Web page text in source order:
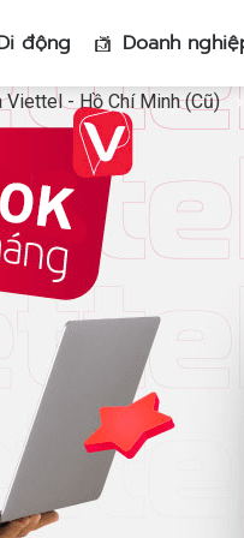
động Doanh
Viettel - Hồ Chí Minh (Cũ) ›